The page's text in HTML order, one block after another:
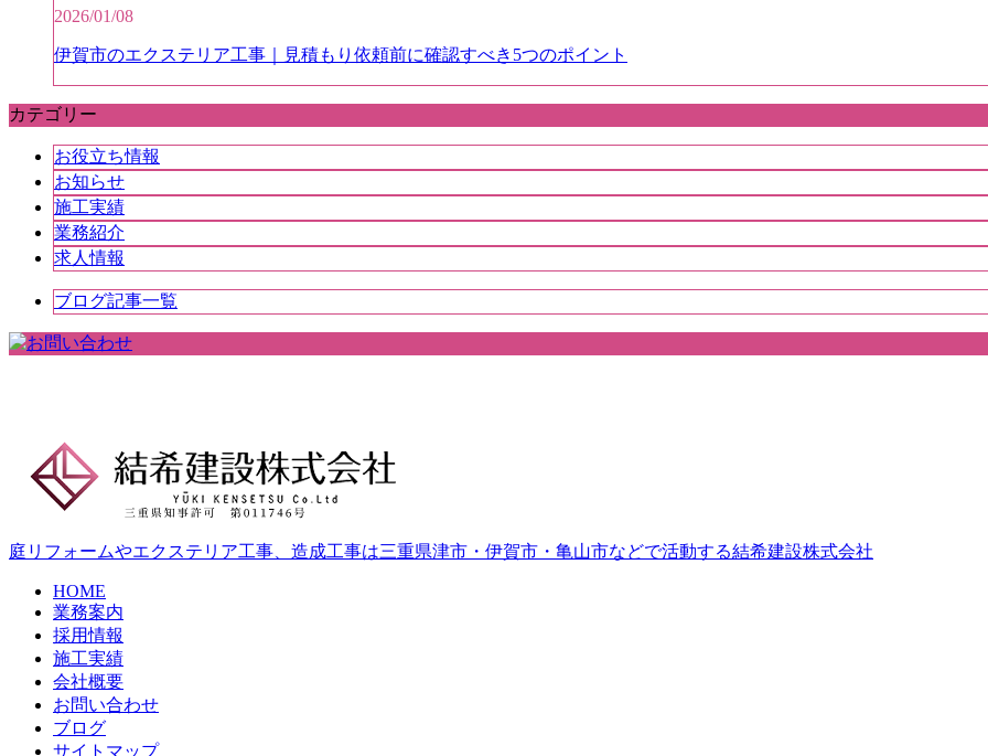
2026/01/08
伊賀市のエクステリア工事｜見積もり依頼前に確認すべき5つのポイント
カテゴリー
お役立ち情報
お知らせ
施工実績
業務紹介
求人情報
ブログ記事一覧
庭リフォームやエクステリア工事、造成工事は三重県津市・伊賀市・亀山市などで活動する結希建設株式会社
HOME
業務案内
採用情報
施工実績
会社概要
お問い合わせ
ブログ
サイトマップ